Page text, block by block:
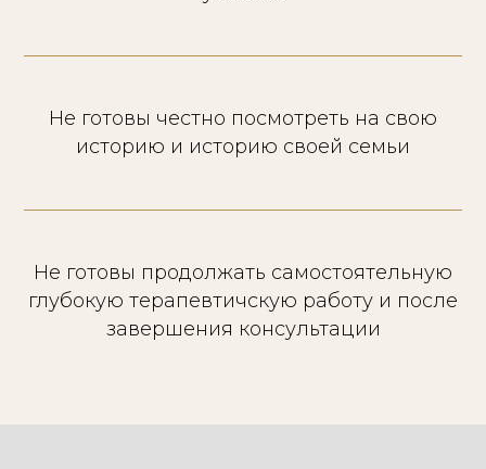
Не готовы честно посмотреть на свою
историю и историю своей семьи
Не готовы продолжать самостоятельную
глубокую терапевтичскую работу и после
завершения консультации